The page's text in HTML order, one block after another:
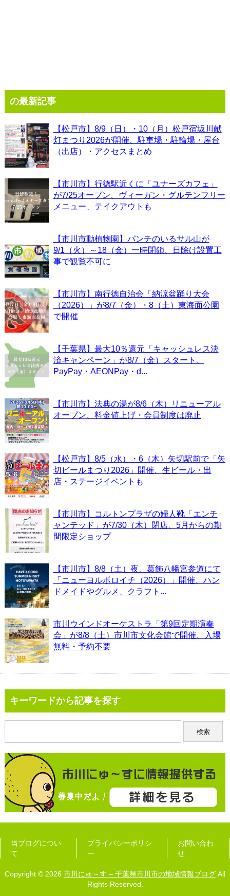
の最新記事
【松戸市】8/9（日）・10（月）松戸宿坂川献
灯まつり2026が開催、駐車場・駐輪場・屋台
（出店）・アクセスまとめ
【市川市】行徳駅近くに「ユナーズカフェ」
が7/25オープン、ヴィーガン・グルテンフリー
メニュー、テイクアウトも
【市川市動植物園】パンチのいるサル山が
9/1（火）～18（金）一時閉鎖、日除け設置工
事で観覧不可に
【市川市】南行徳自治会「納涼盆踊り大会
（2026）」が8/7（金）・8（土）東海面公園
で開催
【千葉県】最大10％還元「キャッシュレス決
済キャンペーン」が8/7（金）スタート、
PayPay・AEONPay・d...
【市川市】法典の湯が8/6（木）リニューアル
オープン、料金値上げ・会員制度は廃止
【松戸市】8/5（水）・6（木）矢切駅前で「矢
切ビールまつり2026」開催、生ビール・出
店・ステージイベントも
【市川市】コルトンプラザの婦人靴「エンチ
ャンテッド」が7/30（木）閉店、5月からの期
間限定ショップ
【市川市】8/8（土）夜、葛飾八幡宮参道にて
「ニューヨルボロイチ（2026）」開催、ハン
ドメイドやグルメ、クラフト...
市川ウインドオーケストラ「第9回定期演奏
会」が8/8（土）市川市文化会館で開催、入場
無料・予約不要
キーワードから記事を探す
当ブログについ
て
プライバシーポリシ
ー
お問い合わ
せ
Copyright © 2026 市川にゅ～す – 千葉県市川市の地域情報ブログ All
Rights Reserved.